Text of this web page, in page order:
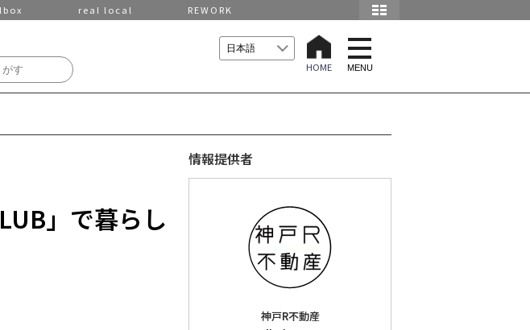
real local REWORK
HOME
t
o
g
l
a
MENU
」で暮らし
情報提供者
神戸R不動産